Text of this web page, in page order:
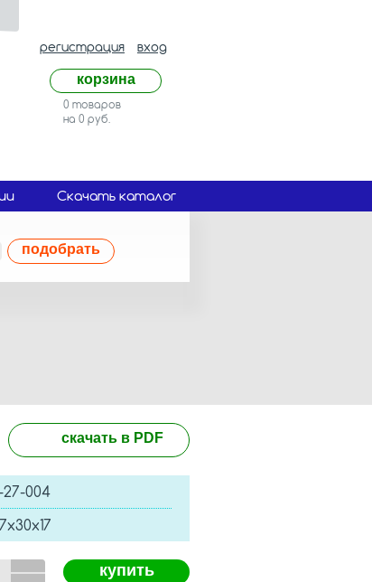
регистрация вход
корзина
0 товаров
на 0 руб.
Скачать каталог
подобрать
скачать в PDF
27-004
купить